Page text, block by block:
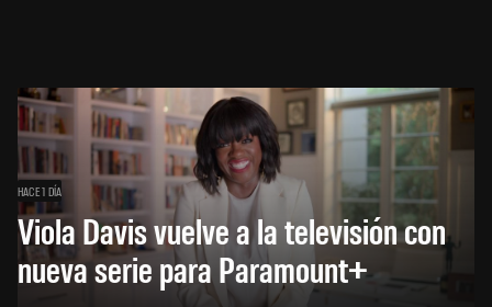
HACE 1 DÍA
Viola Davis vuelve a la televisión con
nueva serie para Paramount+